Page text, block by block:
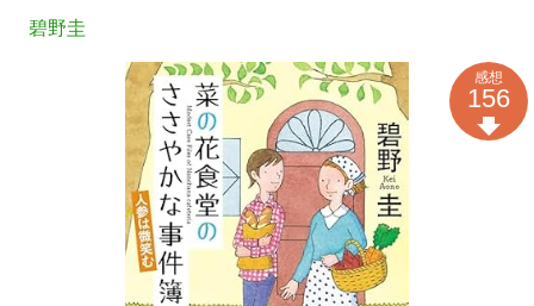
碧野圭
感想
156